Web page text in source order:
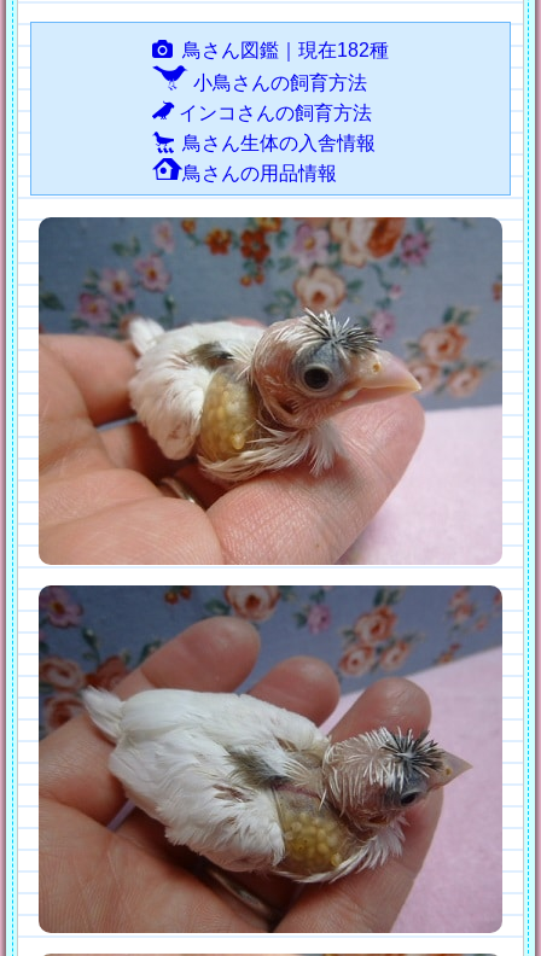
鳥さん図鑑｜現在182種
小鳥さんの飼育方法
インコさんの飼育方法
鳥さん生体の入舎情報
鳥さんの用品情報